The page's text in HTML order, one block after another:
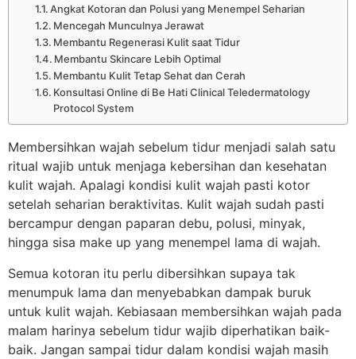
Angkat Kotoran dan Polusi yang Menempel Seharian
Mencegah Munculnya Jerawat
Membantu Regenerasi Kulit saat Tidur
Membantu Skincare Lebih Optimal
Membantu Kulit Tetap Sehat dan Cerah
Konsultasi Online di Be Hati Clinical Teledermatology
Protocol System
Membersihkan wajah sebelum tidur menjadi salah satu
ritual wajib untuk menjaga kebersihan dan kesehatan
kulit wajah. Apalagi kondisi kulit wajah pasti kotor
setelah seharian beraktivitas. Kulit wajah sudah pasti
bercampur dengan paparan debu, polusi, minyak,
hingga sisa make up yang menempel lama di wajah.
Semua kotoran itu perlu dibersihkan supaya tak
menumpuk lama dan menyebabkan dampak buruk
untuk kulit wajah. Kebiasaan membersihkan wajah pada
malam harinya sebelum tidur wajib diperhatikan baik-
baik. Jangan sampai tidur dalam kondisi wajah masih